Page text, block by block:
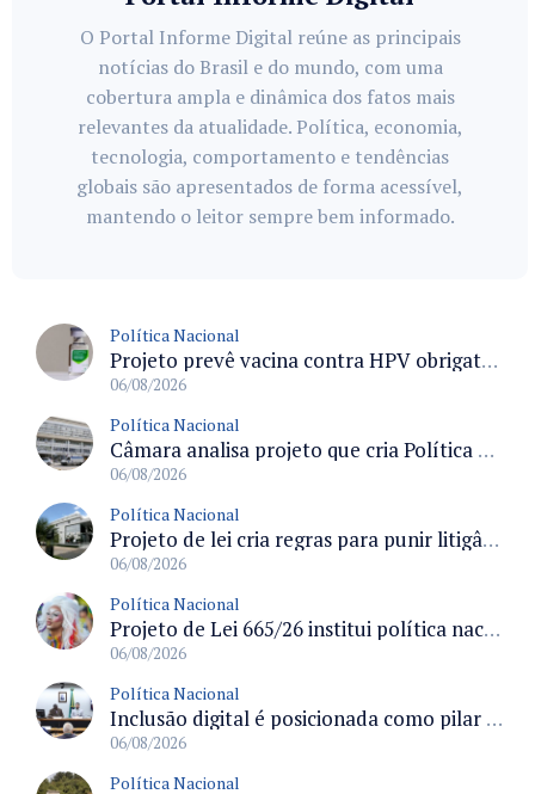
O Portal Informe Digital reúne as principais
notícias do Brasil e do mundo, com uma
cobertura ampla e dinâmica dos fatos mais
relevantes da atualidade. Política, economia,
tecnologia, comportamento e tendências
globais são apresentados de forma acessível,
mantendo o leitor sempre bem informado.
Política Nacional
Projeto prevê vacina contra HPV obrigatória e testes moleculares para rastreamento do câncer do colo do útero
06/08/2026
Política Nacional
Câmara analisa projeto que cria Política Nacional de Qualificação e Valorização da Preceptoria na Residência Médica
06/08/2026
Política Nacional
Projeto de lei cria regras para punir litigância abusiva reversa e integrar sistemas do Judiciário
06/08/2026
Política Nacional
Projeto de Lei 665/26 institui política nacional para prevenção ao transfeminicídio e prevê medidas de proteção e reparação
06/08/2026
Política Nacional
Inclusão digital é posicionada como pilar essencial da reurbanização de favelas e periferias
06/08/2026
Política Nacional